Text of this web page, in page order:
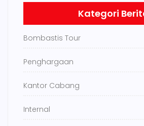
Kategori
Bombastis Tour
Penghargaan
Kantor Cabang
Internal